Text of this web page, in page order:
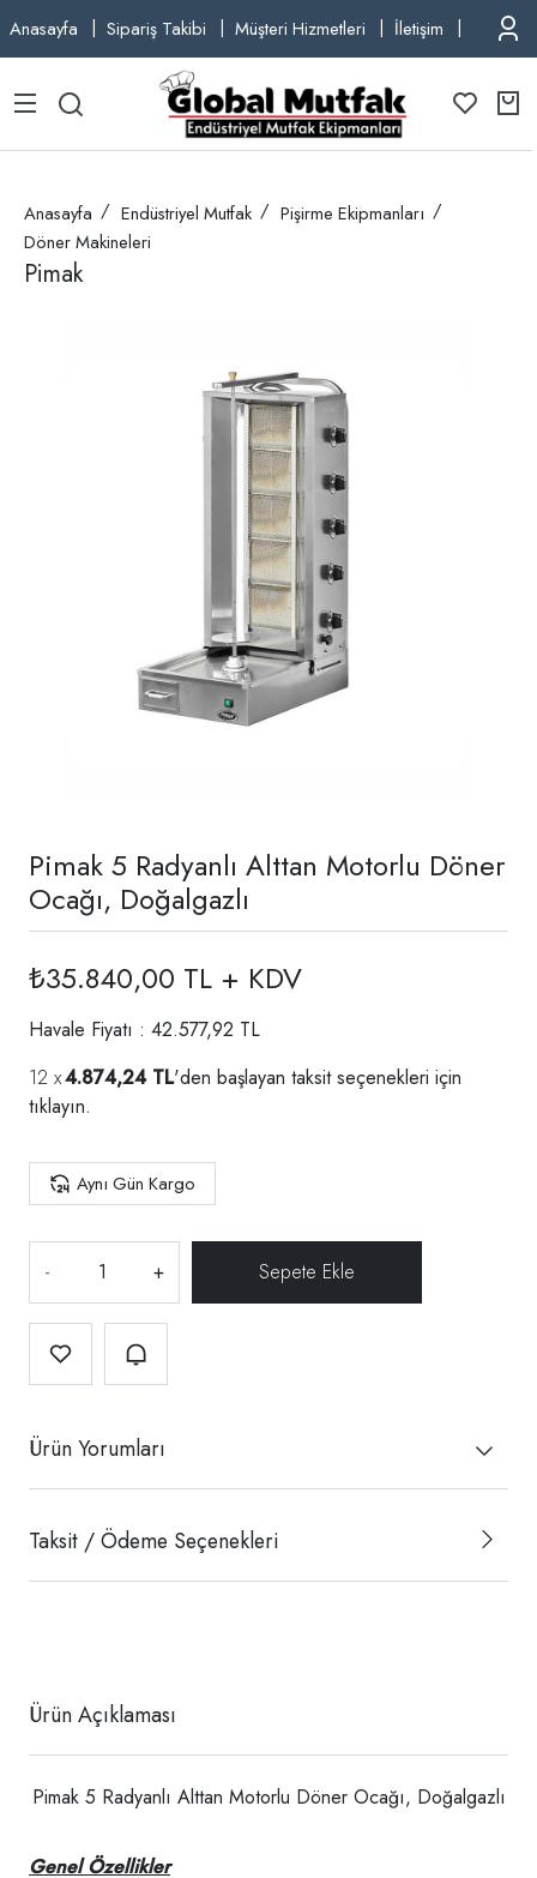
Anasayfa Sipariş Takibi Müşteri Hizmetleri İletişim TEL:
Anasayfa Endüstriyel Mutfak
Pişirme Ekipmanları
Döner Makineleri
Pimak
Pimak 5 Radyanlı Alttan Motorlu Döner
Ocağı, Doğalgazlı
₺35.840,00 TL + KDV
Havale Fiyatı : 42.577,92 TL
4.874,24 TL'den başlayan taksit seçenekleri için
tıklayın.
Aynı Gün Kargo
- +
Ürün Yorumları
Taksit / Ödeme Seçenekleri
Ürün Açıklaması
Pimak 5 Radyanlı Alttan Motorlu Döner Ocağı, Doğalgazlı
Genel Özellikler